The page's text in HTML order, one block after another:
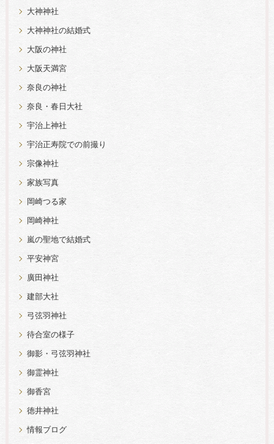
大神神社
大神神社の結婚式
大阪の神社
大阪天満宮
奈良の神社
奈良・春日大社
宇治上神社
宇治正寿院での前撮り
宗像神社
家族写真
岡崎つる家
岡崎神社
嵐の聖地で結婚式
平安神宮
廣田神社
建部大社
弓弦羽神社
待合室の様子
御影・弓弦羽神社
御霊神社
御香宮
徳井神社
情報ブログ